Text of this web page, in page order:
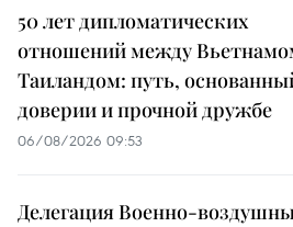
50 лет дипломатических
отношений между
Таиландом: путь,
доверии и прочной дружбе
06/08/2026 09:53
Делегация Военно-